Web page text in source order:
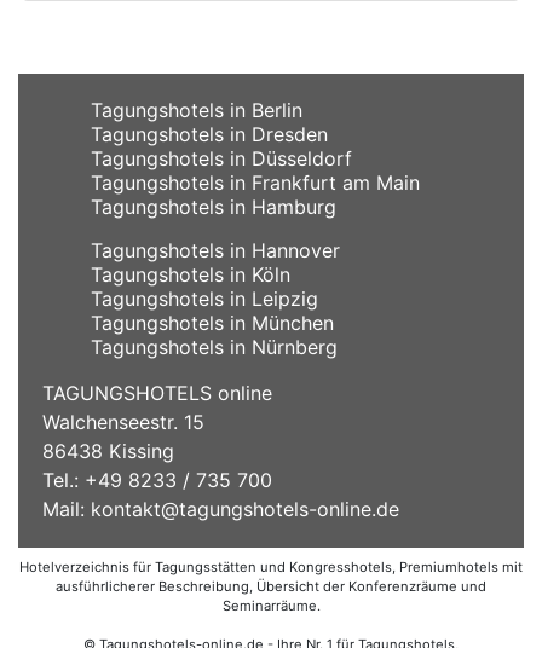
Tagungshotels in Berlin
Tagungshotels in Dresden
Tagungshotels in Düsseldorf
Tagungshotels in Frankfurt am Main
Tagungshotels in Hamburg
Tagungshotels in Hannover
Tagungshotels in Köln
Tagungshotels in Leipzig
Tagungshotels in München
Tagungshotels in Nürnberg
TAGUNGSHOTELS online
Walchenseestr. 15
86438 Kissing
Tel.: +49 8233 / 735 700
Mail: kontakt@tagungshotels-online.de
Hotelverzeichnis für Tagungsstätten und Kongresshotels, Premiumhotels mit
ausführlicherer Beschreibung, Übersicht der Konferenzräume und
Seminarräume.